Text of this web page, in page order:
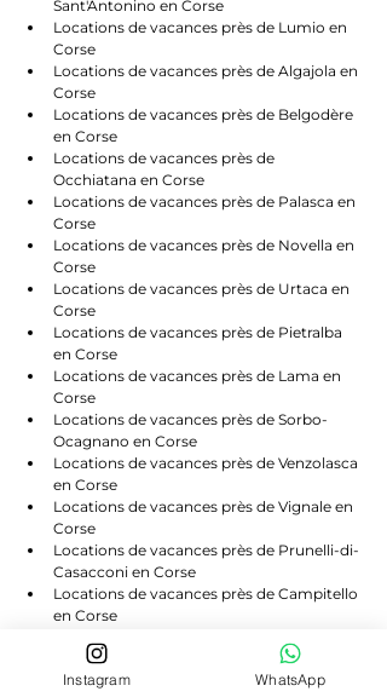
Sant'Antonino en Corse
Locations de vacances près de Lumio en
Corse
Locations de vacances près de Algajola en
Corse
Locations de vacances près de Belgodère
en Corse
Locations de vacances près de
Occhiatana en Corse
Locations de vacances près de Palasca en
Corse
Locations de vacances près de Novella en
Corse
Locations de vacances près de Urtaca en
Corse
Locations de vacances près de Pietralba
en Corse
Locations de vacances près de Lama en
Corse
Locations de vacances près de Sorbo-
Ocagnano en Corse
Locations de vacances près de Venzolasca
en Corse
Locations de vacances près de Vignale en
Corse
Locations de vacances près de Prunelli-di-
Casacconi en Corse
Locations de vacances près de Campitello
en Corse
Corse
Locations de vacances près de Volpajola
Instagram WhatsApp